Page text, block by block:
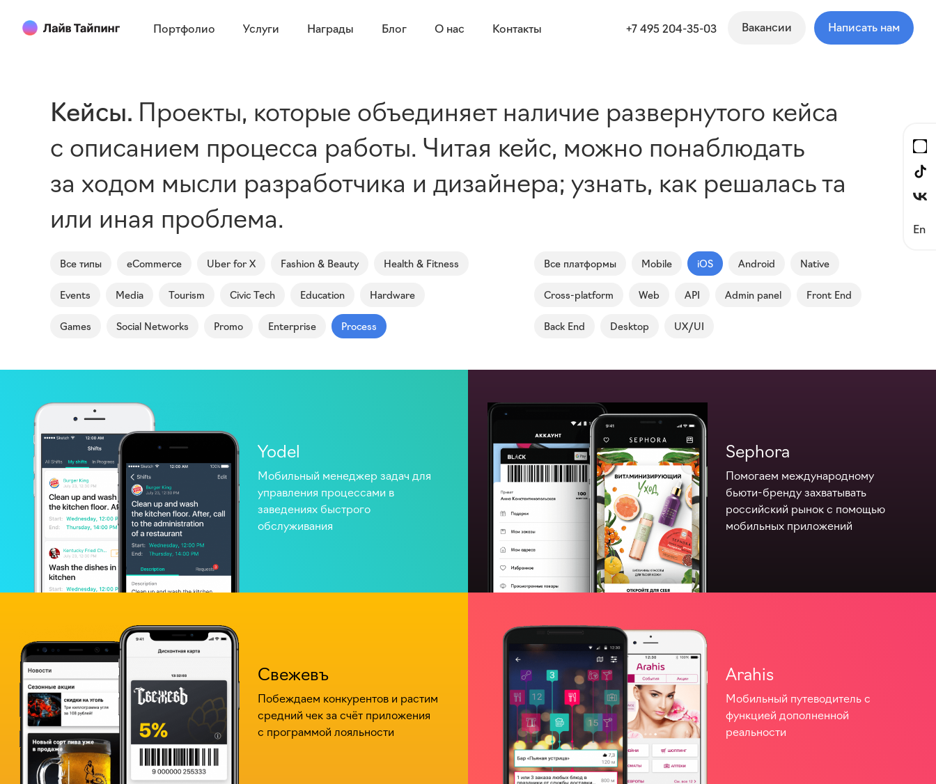
Портфолио Услуги Награды Блог О нас Контакты +7 495 204-35-03 Вакансии Написать нам
En
Кейсы Проекты, которые объединяет наличие развернутого кейса
с описанием процесса работы. Читая кейс, можно понаблюдать
за ходом мысли разработчика и дизайнера; узнать, как решалась та
или иная проблема.
Все типы eCommerce Uber for X Fashion & Beauty Health & Fitness
Events Media Tourism Civic Tech Education Hardware
Games Social Networks Promo Enterprise Process
Все платформы Mobile iOS Android Native
Cross-platform Web API Admin panel Front End
Back End Desktop UX/UI
Yodel
Мобильный менеджер задач для
управления процессами в
заведениях быстрого
обслуживания
Sephora
Помогаем международному
бьюти-брендузахватывать
российский рынок с помощью
мобильных приложений
Свежевъ
Побеждаем конкурентов и растим
средний чек за счёт приложения
с программой лояльности
Arahis
Мобильный путеводитель с
функцией дополненной
реальности